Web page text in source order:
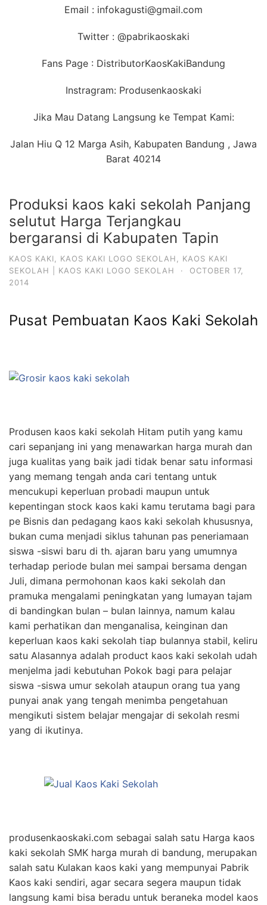
Email : infokagusti@gmail.com
Twitter : @pabrikaoskaki
Fans Page : DistributorKaosKakiBandung
Instragram: Produsenkaoskaki
Jika Mau Datang Langsung ke Tempat Kami:
Jalan Hiu Q 12 Marga Asih, Kabupaten Bandung , Jawa
Barat 40214
Produksi kaos kaki sekolah Panjang
selutut Harga Terjangkau
bergaransi di Kabupaten Tapin
KAOS KAKI KAOS KAKI LOGO SEKOLAH
KAOS KAKI
SEKOLAH | KAOS KAKI LOGO SEKOLAH
·
OCTOBER 17,
2014
Pusat Pembuatan Kaos Kaki Sekolah
Produsen kaos kaki sekolah Hitam putih yang kamu
cari sepanjang ini yang menawarkan harga murah dan
juga kualitas yang baik jadi tidak benar satu informasi
yang memang tengah anda cari tentang untuk
mencukupi keperluan probadi maupun untuk
kepentingan stock kaos kaki kamu terutama bagi para
pe Bisnis dan pedagang kaos kaki sekolah khususnya,
bukan cuma menjadi siklus tahunan pas peneriamaan
siswa -siswi baru di th. ajaran baru yang umumnya
terhadap periode bulan mei sampai bersama dengan
Juli, dimana permohonan kaos kaki sekolah dan
pramuka mengalami peningkatan yang lumayan tajam
di bandingkan bulan – bulan lainnya, namum kalau
kami perhatikan dan menganalisa, keinginan dan
keperluan kaos kaki sekolah tiap bulannya stabil, keliru
satu Alasannya adalah product kaos kaki sekolah udah
menjelma jadi kebutuhan Pokok bagi para pelajar
siswa -siswa umur sekolah ataupun orang tua yang
punyai anak yang tengah menimba pengetahuan
mengikuti sistem belajar mengajar di sekolah resmi
yang di ikutinya.
produsenkaoskaki.com sebagai salah satu Harga kaos
kaki sekolah SMK harga murah di bandung, merupakan
salah satu Kulakan kaos kaki yang mempunyai Pabrik
Kaos kaki sendiri, agar secara segera maupun tidak
langsung kami bisa beradu untuk beraneka model kaos